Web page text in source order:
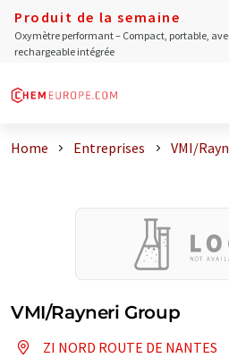
Produit de la semaine
Oxymètre performant – Compact, portable,
rechargeable intégrée
Home Entreprises VMI/
VMI/Rayneri Group
ZI NORD ROUTE DE NANTES